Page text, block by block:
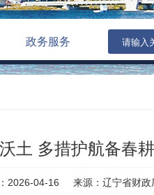
政务服务
土 多措护航备春耕
2026-04-16 来源：辽宁省财政